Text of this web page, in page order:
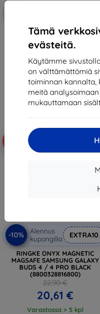
Tämä
evästeitä.
Käytämme
on välttämättömiä
toiminnan kannalta,
meitä
mukauttamaan
RINGKE SILICONE SAMSUNG
GALAXY BUDS 4 / 4 PRO
(8800328816787)
18,81 €
Varastossa > 5 kpl
-10%
Alennus
kupongilla
EXTRA10
RINGKE ONYX MAGNETIC
MAGSAFE SAMSUNG GALAXY
BUDS 4 / 4 PRO BLACK
(8800328816800)
22,90 €
20,61 €
Varastossa > 5 kpl